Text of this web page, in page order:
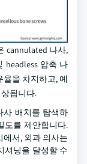
cannulated 나사,
headless 압축 나
율을 차지하고, 예
됩니다.
사 배치를 탐색하
도를 제안합니다.
서, 외과 의사는
셔닝을 달성할 수